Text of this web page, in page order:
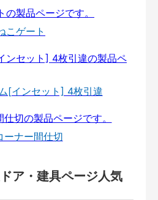
こゲート
[インセット] 4枚引違
ーナー間仕切
ア・建具ページ人気